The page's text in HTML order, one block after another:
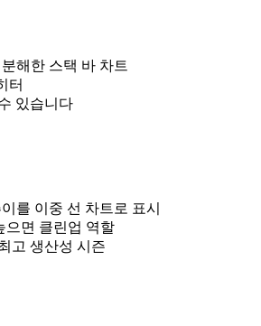
분해한 스택 바 차트
터
있습니다
를 이중 선 차트로 표시
으면 클린업 역할
고 생산성 시즌